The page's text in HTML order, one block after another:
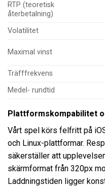
RTP (teoretisk
återbetalning)
Volatilitet
Maximal vinst
Träfffrekvens
Medel- rundtid
Plattformskompabilitet
Vårt spel körs felfritt på
och Linux-plattformar.
säkerställer att
skärmformat från 320px
Laddningstiden ligger